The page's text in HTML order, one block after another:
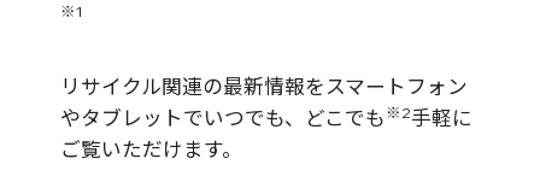
※1
リサイクル関連の最新情報をスマートフォン
やタブレットでいつでも、どこでも※2手軽に
ご覧いただけます。